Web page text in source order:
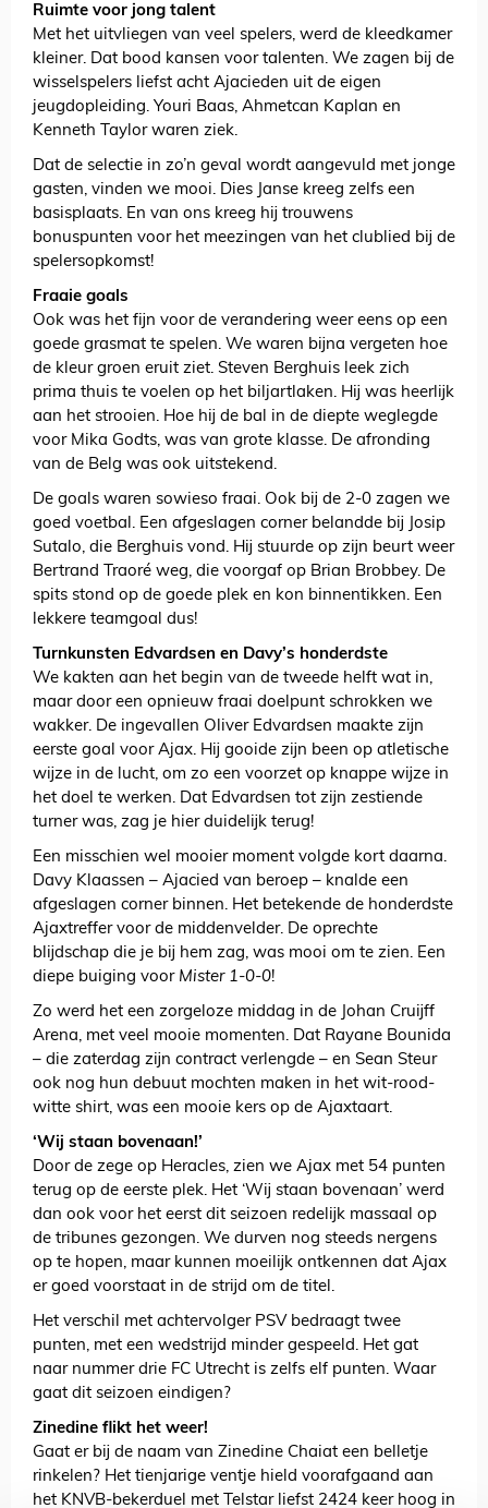
Ruimte voor jong talent
Met het uitvliegen van veel spelers, werd de kleedkamer
kleiner. Dat bood kansen voor talenten. We zagen bij de
wisselspelers liefst acht Ajacieden uit de eigen
jeugdopleiding. Youri Baas, Ahmetcan Kaplan en
Kenneth Taylor waren ziek.
Dat de selectie in zo’n geval wordt aangevuld met jonge
gasten, vinden we mooi. Dies Janse kreeg zelfs een
basisplaats. En van ons kreeg hij trouwens
bonuspunten voor het meezingen van het clublied bij de
spelersopkomst!
Fraaie goals
Ook was het fijn voor de verandering weer eens op een
goede grasmat te spelen. We waren bijna vergeten hoe
de kleur groen eruit ziet. Steven Berghuis leek zich
prima thuis te voelen op het biljartlaken. Hij was heerlijk
aan het strooien. Hoe hij de bal in de diepte weglegde
voor Mika Godts, was van grote klasse. De afronding
van de Belg was ook uitstekend.
De goals waren sowieso fraai. Ook bij de 2-0 zagen we
goed voetbal. Een afgeslagen corner belandde bij Josip
Sutalo, die Berghuis vond. Hij stuurde op zijn beurt weer
Bertrand Traoré weg, die voorgaf op Brian Brobbey. De
spits stond op de goede plek en kon binnentikken. Een
lekkere teamgoal dus!
Turnkunsten Edvardsen en Davy’s honderdste
We kakten aan het begin van de tweede helft wat in,
maar door een opnieuw fraai doelpunt schrokken we
wakker. De ingevallen Oliver Edvardsen maakte zijn
eerste goal voor Ajax. Hij gooide zijn been op atletische
wijze in de lucht, om zo een voorzet op knappe wijze in
het doel te werken. Dat Edvardsen tot zijn zestiende
turner was, zag je hier duidelijk terug!
Een misschien wel mooier moment volgde kort daarna.
Davy Klaassen – Ajacied van beroep – knalde een
afgeslagen corner binnen. Het betekende de honderdste
Ajaxtreffer voor de middenvelder. De oprechte
blijdschap die je bij hem zag, was mooi om te zien. Een
diepe buiging voor Mister 1-0-0!
Zo werd het een zorgeloze middag in de Johan Cruijff
Arena, met veel mooie momenten. Dat Rayane Bounida
– die zaterdag zijn contract verlengde – en Sean Steur
ook nog hun debuut mochten maken in het wit-rood-
witte shirt, was een mooie kers op de Ajaxtaart.
‘Wij staan bovenaan!’
Door de zege op Heracles, zien we Ajax met 54 punten
terug op de eerste plek. Het ‘Wij staan bovenaan’ werd
dan ook voor het eerst dit seizoen redelijk massaal op
de tribunes gezongen. We durven nog steeds nergens
op te hopen, maar kunnen moeilijk ontkennen dat Ajax
er goed voorstaat in de strijd om de titel.
Het verschil met achtervolger PSV bedraagt twee
punten, met een wedstrijd minder gespeeld. Het gat
naar nummer drie FC Utrecht is zelfs elf punten. Waar
gaat dit seizoen eindigen?
Zinedine flikt het weer!
Gaat er bij de naam van Zinedine Chaiat een belletje
rinkelen? Het tienjarige ventje hield voorafgaand aan
het KNVB-bekerduel met Telstar liefst 2424 keer hoog in